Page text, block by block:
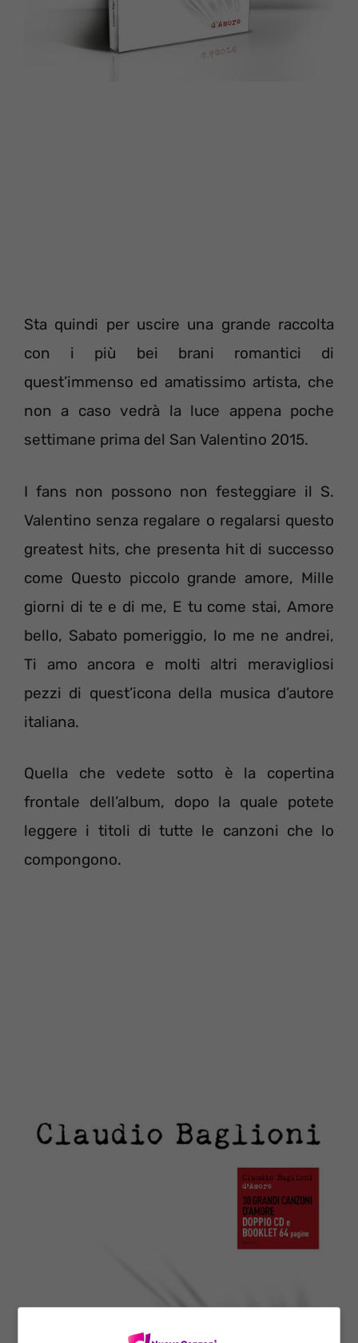
Sta quindi per uscire una grande raccolta
con i più bei brani romantici di
quest’immenso ed amatissimo artista, che
non a caso vedrà la luce appena poche
settimane prima del San Valentino 2015.
I fans non possono non festeggiare il S.
Valentino senza regalare o regalarsi questo
greatest hits, che presenta hit di successo
come Questo piccolo grande amore, Mille
giorni di te e di me, E tu come stai, Amore
bello, Sabato pomeriggio, Io me ne andrei,
Ti amo ancora e molti altri meravigliosi
pezzi di quest’icona della musica d’autore
italiana.
Quella che vedete sotto è la copertina
frontale dell’album, dopo la quale potete
leggere i titoli di tutte le canzoni che lo
compongono.